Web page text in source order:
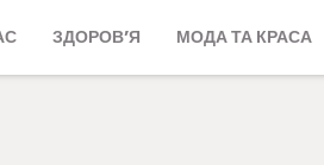
ЗДОРОВ’Я МОДА ТА КРАСА